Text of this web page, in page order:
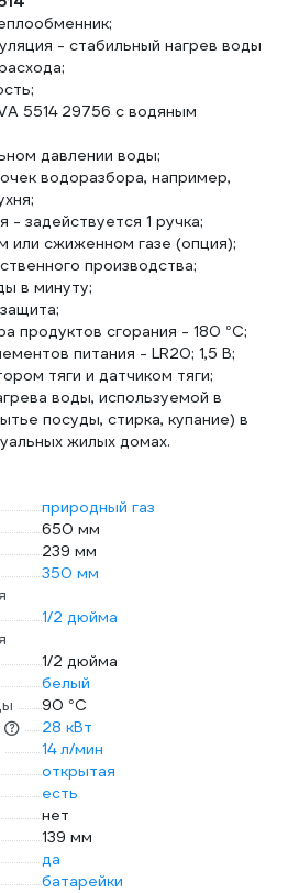
- стабильный нагрев воды
5514 29756 с водяным
давлении воды;
водоразбора, например,
- задействуется 1 ручка;
или сжиженном газе (опция);
производства;
в минуту;
продуктов сгорания - 180 °С;
питания - LR20; 1,5 В;
тяги и датчиком тяги;
воды, используемой в
посуды, стирка, купание) в
жилых домах.
природный газ
650 мм
239 мм
350 мм
1/2 дюйма
1/2 дюйма
белый
90 °С
28 кВт
14 л/мин
открытая
есть
нет
139 мм
да
батарейки